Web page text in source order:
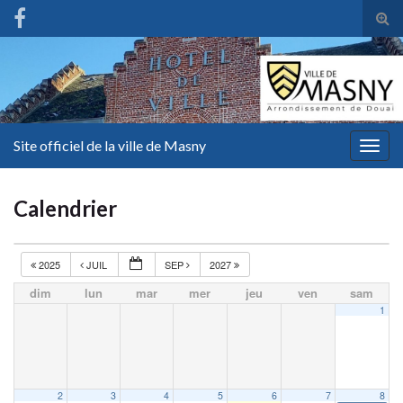
Site officiel de la ville de Masny
Calendrier
2025 JUIL SEP 2027
dim lun mar mer jeu ven sam
1
2 3 4 5 6 7 8